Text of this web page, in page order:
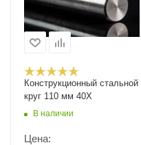
Конструкционный стальной
круг 110 мм 40Х
В наличии
Цена: